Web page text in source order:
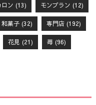
ロン (13) モンブラン (12)
和菓子(32) 専門店(192)
花見 (21) 苺(96)